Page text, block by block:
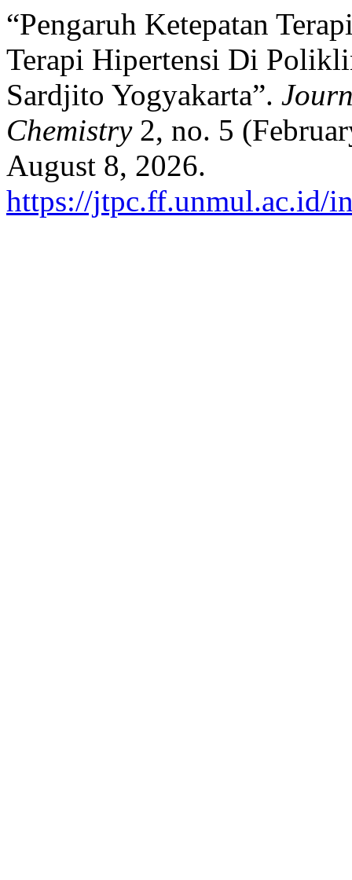
“Pengaruh Ketepatan
Terapi Hipertensi Di
Sardjito Yogyakarta”.
Chemistry 2, no. 5
August 8, 2026.
https://jtpc.ff.unmul.ac.id/